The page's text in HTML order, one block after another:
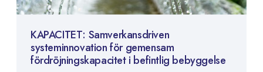
KAPACITET: Samverkansdriven
systeminnovation för gemensam
fördröjningskapacitet i befintlig bebyggelse